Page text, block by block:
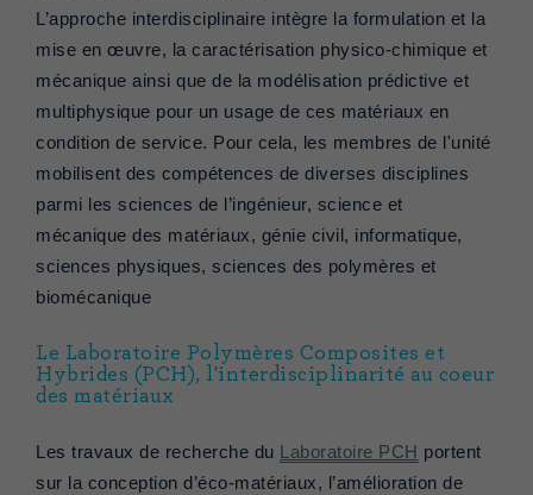
L’approche interdisciplinaire intègre la formulation et la
mise en œuvre, la caractérisation physico-chimique et
mécanique ainsi que de la modélisation prédictive et
multiphysique pour un usage de ces matériaux en
condition de service. Pour cela, les membres de l'unité
mobilisent des compétences de diverses disciplines
parmi les sciences de l’ingénieur, science et
mécanique des matériaux, génie civil, informatique,
sciences physiques, sciences des polymères et
biomécanique
Le Laboratoire Polymères Composites et
Hybrides (PCH), l'interdisciplinarité au coeur
des matériaux
Les travaux de recherche du Laboratoire PCH portent
sur la conception d’éco-matériaux, l’amélioration de